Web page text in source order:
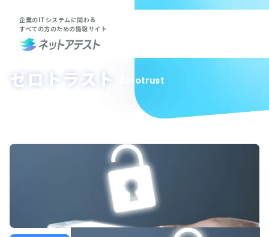
企業のITシステムに関わる
すべての方のための情報サイト
ゼロトラスト Zerotrust